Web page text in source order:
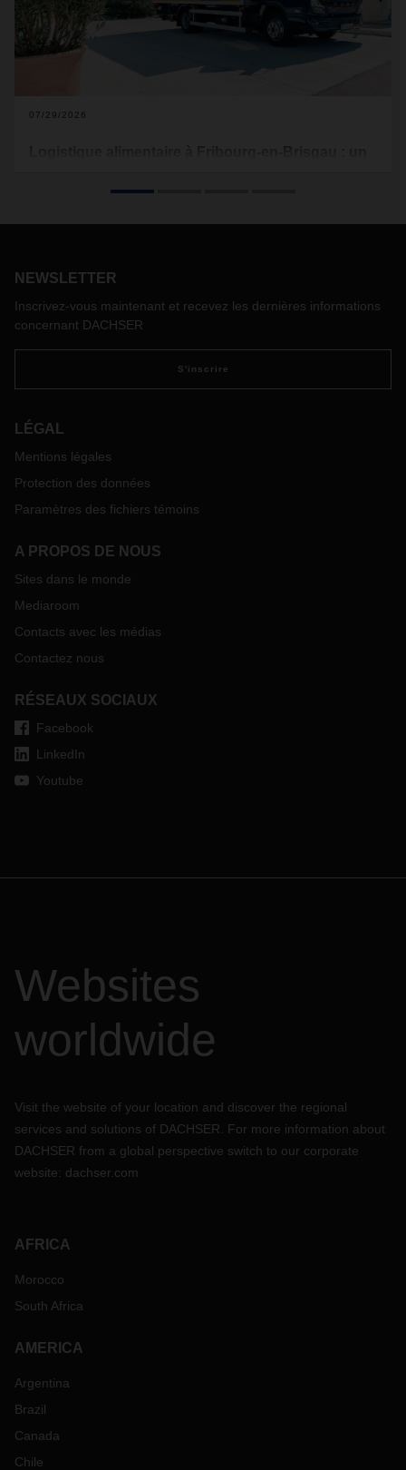
07/29/2026
logistique alimentaire, DACHSER investit environ 12 millions
Le centre logistique DACHSER de Fribourg-en-Brisgau
s'agrandit pour accueillir un nouveau site dédié à la
logistique alimentaire. Cette étape renforce la présence du
NEWSLETTER
Inscrivez-vous maintenant et recevez les dernières informations
concernant DACHSER
S'inscrire
LÉGAL
Mentions légales
Protection des données
Paramètres des fichiers témoins
A PROPOS DE NOUS
Sites dans le monde
Mediaroom
Contacts avec les médias
Contactez nous
RÉSEAUX SOCIAUX
Facebook
LinkedIn
Youtube
Websites
worldwide
Visit the website of your location and discover the regional
services and solutions of DACHSER. For more information about
DACHSER from a global perspective switch to our corporate
website: dachser.com
AFRICA
Morocco
South Africa
AMERICA
Argentina
Brazil
Canada
Chile